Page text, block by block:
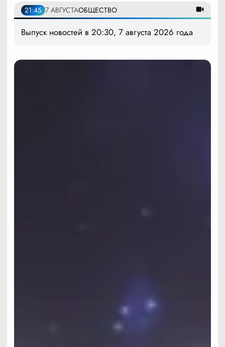
21:45 7 АВГУСТАОБЩЕСТВО
Выпуск новостей в 20:30, 7 августа 2026 года